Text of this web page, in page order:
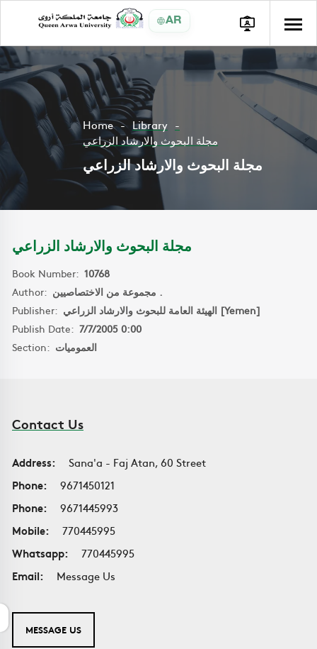
AR
Home
Library
مجلة البحوث والارشاد الزراعي
مجلة البحوث والارشاد الزراعي
مجلة البحوث والارشاد الزراعي
Book Number: 10768
Author:
مجموعة من الاختصاصيين .
Publisher:
الهيئة العامة للبحوث والارشاد الزراعي [Yemen]
Publish Date: 7/7/2005 0:00
Section: العموميات
Contact Us
Address:
Sana'a - Faj Atan, 60 Street
Phone:
9671450121
Phone:
9671445993
Mobile:
770445995
Whatsapp:
770445995
Email:
Message Us
MESSAGE US